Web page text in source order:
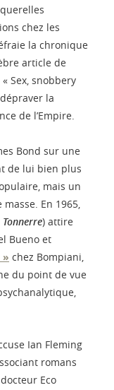
chez les
la chronique
article de
« Sex, snobbery
la
de l’Empire.
Bond sur une
de lui bien plus
mais un
En 1965,
) attire
Bueno et
» chez Bompiani,
du point de vue
Ian Fleming
romans
Eco